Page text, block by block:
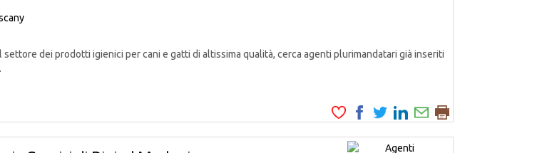
dei prodotti igienici per cani e gatti di altissima qualità, cerca agenti plurimandatari già inseriti